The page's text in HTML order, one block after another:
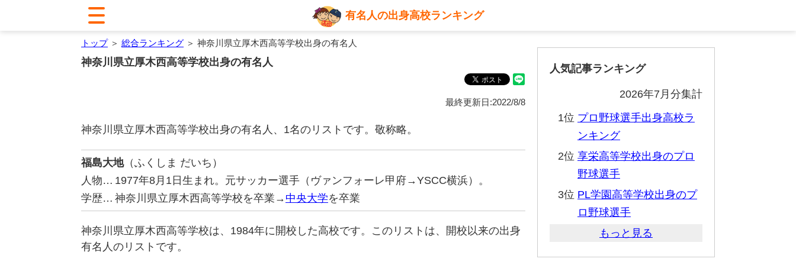
有名人の出身高校ランキング
トップ＞ 総合ランキング ＞ 神奈川県立厚木西高等学校出身の有名人
神奈川県立厚木西高等学校出身の有名人
最終更新日:2022/8/8
神奈川県立厚木西高等学校出身の有名人、1名のリストです。敬称略。
福島大地（ふくしま だいち）
人物… 1977年8月1日生まれ。元サッカー選手（ヴァンフォーレ甲府→YSCC横浜）。
学歴… 神奈川県立厚木西高等学校を卒業→ 中央大学を卒業
神奈川県立厚木西高等学校は、1984年に開校した高校です。このリストは、開校以来の出身
有名人のリストです。
人気記事ランキング
2026年7月分集計
1位 プロ野球選手出身高校ラ
ンキング
2位 享栄高等学校出身のプロ
野球選手
3位 PL学園高等学校出身のプ
ロ野球選手
もっと見る